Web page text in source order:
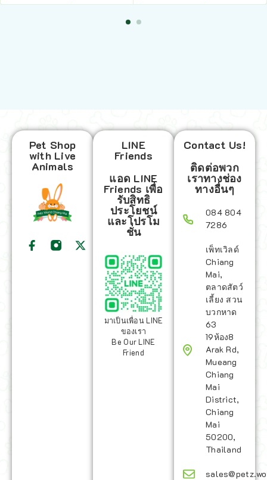
Pet Shop
with Live
Animals
LINE
Friends
แอด LINE
Friends เพื่อ
รับสิทธิ
ประโยชน์
และโปรโม
ชั่น
มาเป็นเพื่อน LINE
ของเรา
Be Our LINE
Friend
Contact Us!
ติดต่อพวก
เราทางช่อง
ทางอื่นๆ
084 804
7286
เพ็ทเวิลด์
Chiang
Mai,
ตลาดสัตว์
เลี้ยง สวน
บวกหาด
63
19ห้อง8
Arak Rd,
Mueang
Chiang
Mai
District,
Chiang
Mai
50200,
Thailand